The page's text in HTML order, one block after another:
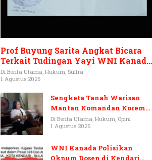
Prof Buyung Sarita Angkat Bicara
Terkait Tudingan Yayi WNI Kanada
Ditagih Utang Rp3,6 Miliar
Di Berita Utama, Hukum, Sultra
1 Agustus 2026
Sengketa Tanah Warisan
Mantan Komandan Korem
143/HO, Ketika Warisan
Menjadi Arena Pemerasan
Di Berita Utama, Hukum, Opini
1 Agustus 2026
WNI Kanada Polisikan
Oknum Dosen di Kendari